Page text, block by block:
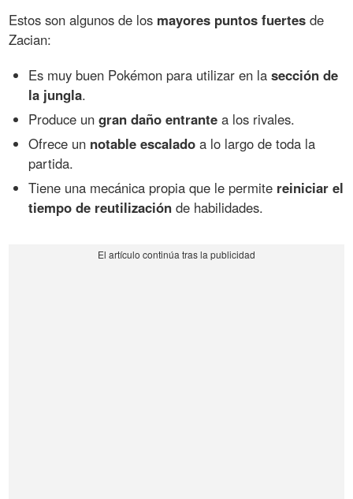
Estos son algunos de los mayores puntos fuertes de
Zacian:
Es muy buen Pokémon para utilizar en lasección de
la jungla.
Produce ungran daño entrante a los rivales.
Ofrece un notable escalado a lo largo de toda la
partida.
Tiene una mecánica propia que le permite reiniciar el
tiempo de reutilización de habilidades.